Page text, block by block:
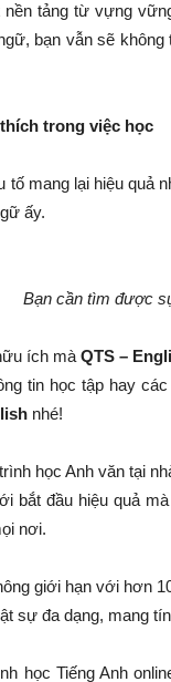
nền tảng từ vựng
bạn vẫn sẽ
trong việc học
mang lại hiệu quả
ấy.
Bạn cần tìm được
ích màQTS –
tin học tập hay
nhé!
học Anh văn tại
bắt đầu hiệu quả
nơi.
giới hạn với hơn
sự đa dạng, mang
học Tiếng Anh